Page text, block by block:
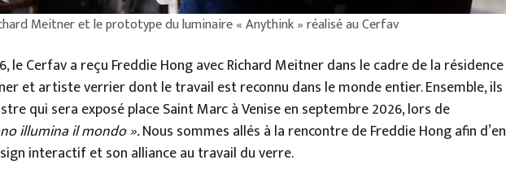
Meitner et le prototype du luminaire « Anythink » réalisé au Cerfav
le Cerfav a reçu Freddie Hong avec Richard Meitner dans le cadre de la résidence
et artiste verrier dont le travail est reconnu dans le monde entier. Ensemble, ils
qui sera exposé place Saint Marc à Venise en septembre 2026, lors de
illumina il mondo ».Nous sommes allés à la rencontre de Freddie Hong afin d’en
interactif et son alliance au travail du verre.